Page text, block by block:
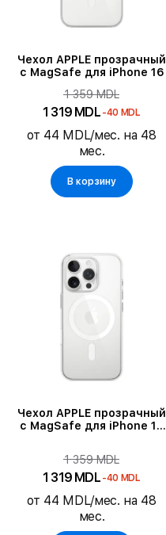
Чехол APPLE прозрачный
с MagSafe для iPhone 16
1 359 MDL
1 319 MDL -40 MDL
от 44 MDL/мес. на 48
мес.
В корзину
Чехол APPLE прозрачный
с MagSafe для iPhone 16
1 359 MDL
1 319 MDL -40 MDL
от 44 MDL/мес. на 48
мес.